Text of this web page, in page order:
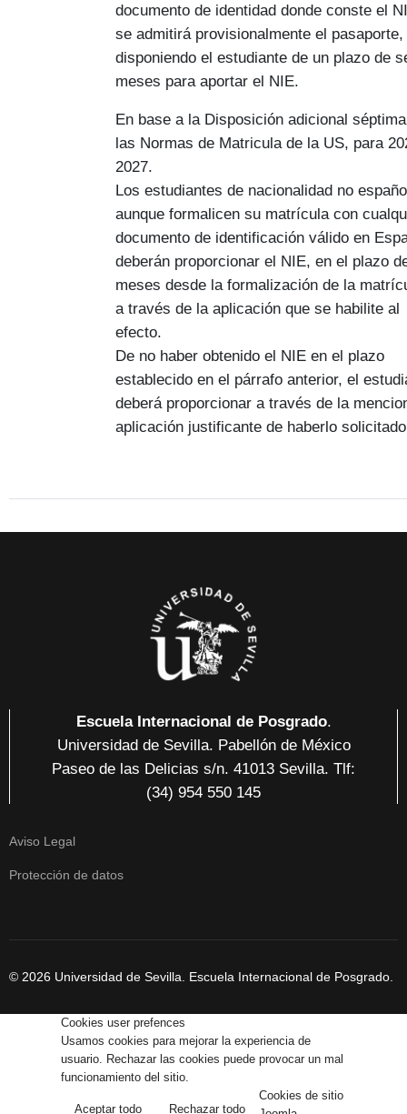
documento de identidad donde conste el
se admitirá provisionalmente el pasaporte,
disponiendo el estudiante de un plazo de
meses para aportar el NIE.
En base a la Disposición adicional
las Normas de Matricula de la US, para
2027.
Los estudiantes de nacionalidad no
aunque formalicen su matrícula con
documento de identificación válido en
deberán proporcionar el NIE, en el plazo
meses desde la formalización de la
a través de la aplicación que se habilite al
efecto.
De no haber obtenido el NIE en el plazo
establecido en el párrafo anterior, el
deberá proporcionar a través de la
aplicación justificante de haberlo
Escuela Internacional de Posgrado.
Universidad de Sevilla. Pabellón de México
Paseo de las Delicias s/n. 41013 Sevilla. Tlf:
(34) 954 550 145
Aviso Legal
Protección de datos
© 2026 Universidad de Sevilla. Escuela Internacional de Posgrado.
Cookies user prefences
Usamos cookies para mejorar la experiencia de
usuario. Rechazar las cookies puede provocar un mal
funcionamiento del sitio.
Aceptar todo Rechazar todo
Cookies de sitio